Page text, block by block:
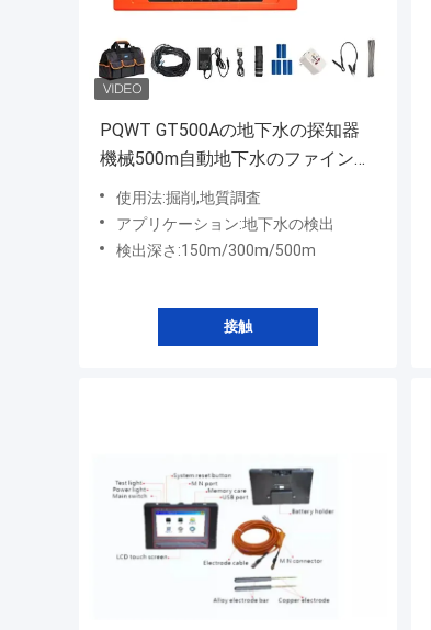
PQWT GT500Aの地下水の探知器
機械500m自動地下水のファインダ
使用法:掘削,地質調査
アプリケーション:地下水の検出
検出深さ:150m/300m/500m
接触